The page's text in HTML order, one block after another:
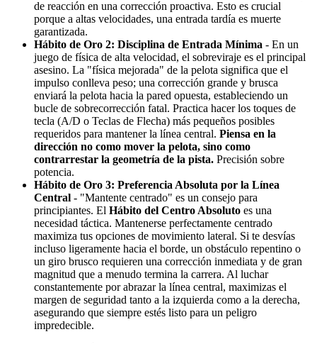
de reacción en una corrección proactiva. Esto es crucial
porque a altas velocidades, una entrada tardía es muerte
garantizada.
Hábito de Oro 2: Disciplina de Entrada Mínima - En un
juego de física de alta velocidad, el sobreviraje es el principal
asesino. La "física mejorada" de la pelota significa que el
impulso conlleva peso; una corrección grande y brusca
enviará la pelota hacia la pared opuesta, estableciendo un
bucle de sobrecorrección fatal. Practica hacer los toques de
tecla (A/D o Teclas de Flecha) más pequeños posibles
requeridos para mantener la línea central. Piensa en la
dirección no como mover la pelota, sino como
contrarrestar la geometría de la pista. Precisión sobre
potencia.
Hábito de Oro 3: Preferencia Absoluta por la Línea
Central - "Mantente centrado" es un consejo para
principiantes. El Hábito del Centro Absoluto es una
necesidad táctica. Mantenerse perfectamente centrado
maximiza tus opciones de movimiento lateral. Si te desvías
incluso ligeramente hacia el borde, un obstáculo repentino o
un giro brusco requieren una corrección inmediata y de gran
magnitud que a menudo termina la carrera. Al luchar
constantemente por abrazar la línea central, maximizas el
margen de seguridad tanto a la izquierda como a la derecha,
asegurando que siempre estés listo para un peligro
impredecible.